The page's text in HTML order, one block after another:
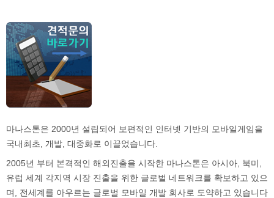
마나스톤은 2000년 설립되어 보편적인 인터넷 기반의 모바일게임을
국내최초, 개발, 대중화로 이끌었습니다.
2005년 부터 본격적인 해외진출을 시작한 마나스톤은 아시아, 북미,
유럽 세계 각지역 시장 진출을 위한 글로벌 네트워크를 확보하고 있으
며, 전세계를 아우르는 글로벌 모바일 개발 회사로 도약하고 있습니다